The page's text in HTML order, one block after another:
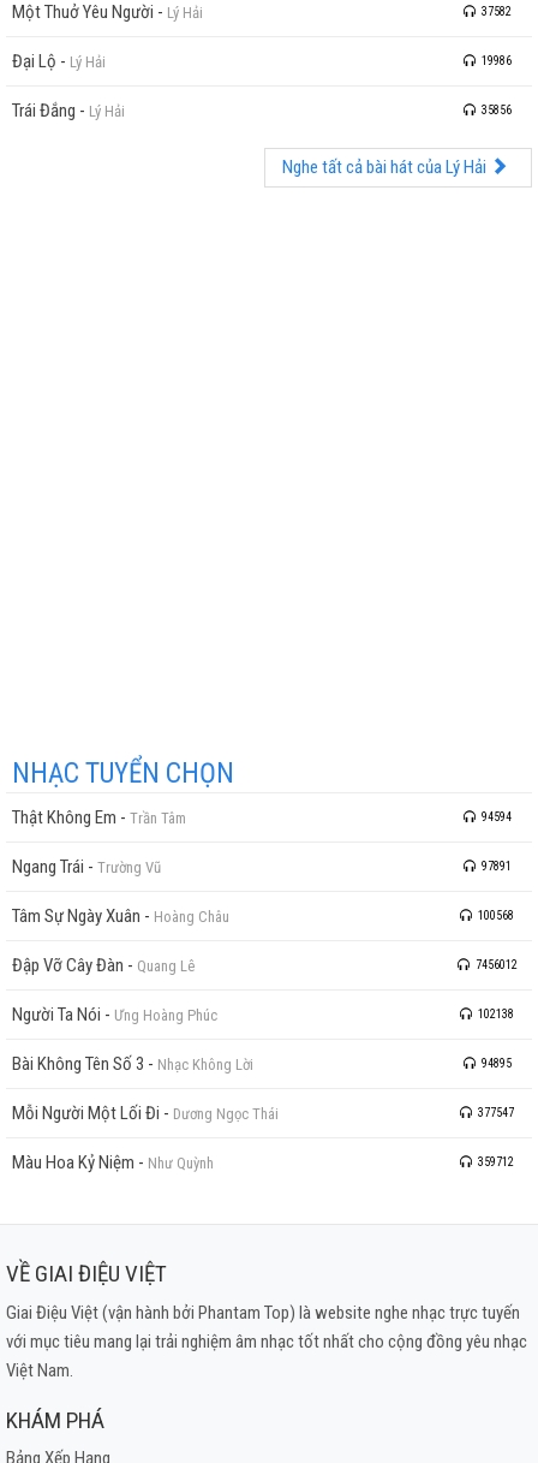
Một Thuở Yêu Người - Lý Hải 37582
Đại Lộ - Lý Hải 19986
Trái Đắng - Lý Hải 35856
Nghe tất cả bài hát của Lý Hải
NHẠC TUYỂN CHỌN
Thật Không Em - Trần Tâm 94594
Ngang Trái - Trường Vũ 97891
Tâm Sự Ngày Xuân - Hoàng Châu 100568
Đập Vỡ Cây Đàn - Quang Lê 7456012
Người Ta Nói - Ưng Hoàng Phúc 102138
Bài Không Tên Số 3 - Nhạc Không Lời 94895
Mỗi Người Một Lối Đi - Dương Ngọc Thái 377547
Màu Hoa Kỷ Niệm - Như Quỳnh 359712
VỀ GIAI ĐIỆU VIỆT
Giai Điệu Việt (vận hành bởi Phantam Top) là website nghe nhạc trực tuyến
với mục tiêu mang lại trải nghiệm âm nhạc tốt nhất cho cộng đồng yêu nhạc
Việt Nam.
KHÁM PHÁ
Bảng Xếp Hạng